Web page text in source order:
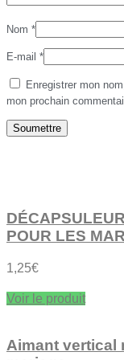
Nom *
E-mail *
Enregistrer mon
mon prochain
POUR LES
1,25€
Voir le produit
Aimant vertical